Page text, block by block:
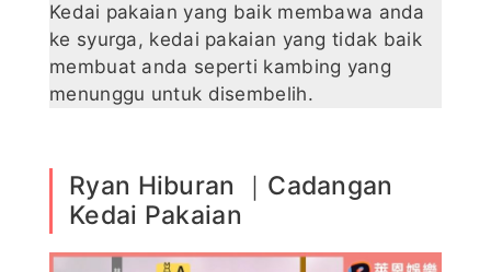
Kedai pakaian yang baik membawa anda
ke syurga, kedai pakaian yang tidak baik
membuat anda seperti kambing yang
menunggu untuk disembelih.
Ryan Hiburan ｜Cadangan
Kedai Pakaian